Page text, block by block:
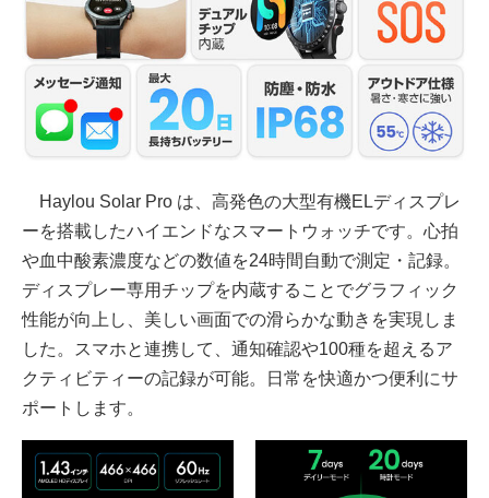
Haylou Solar Pro は、高発色の大型有機ELディスプレ
ーを搭載したハイエンドなスマートウォッチです。心拍
や血中酸素濃度などの数値を24時間自動で測定・記録。
ディスプレー専用チップを内蔵することでグラフィック
性能が向上し、美しい画面での滑らかな動きを実現しま
した。スマホと連携して、通知確認や100種を超えるア
クティビティーの記録が可能。日常を快適かつ便利にサ
ポートします。